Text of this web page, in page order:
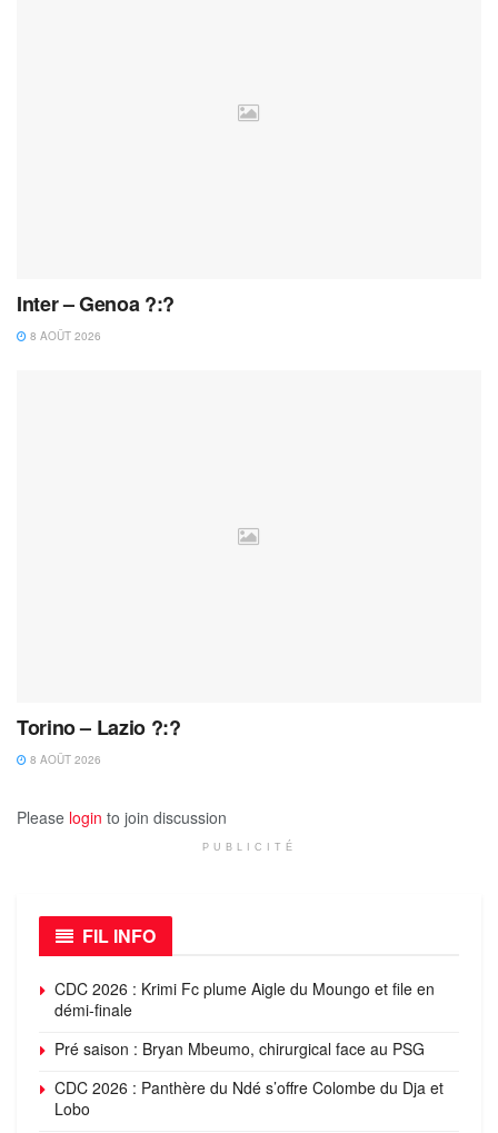
Inter – Genoa ?:?
8 AOÛT 2026
Torino – Lazio ?:?
8 AOÛT 2026
Please login to join discussion
PUBLICITÉ
FIL INFO
CDC 2026 : Krimi Fc plume Aigle du Moungo et file en
démi-finale
Pré saison : Bryan Mbeumo, chirurgical face au PSG
CDC 2026 : Panthère du Ndé s’offre Colombe du Dja et
Lobo